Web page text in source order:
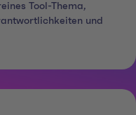
Tool-Thema,
und